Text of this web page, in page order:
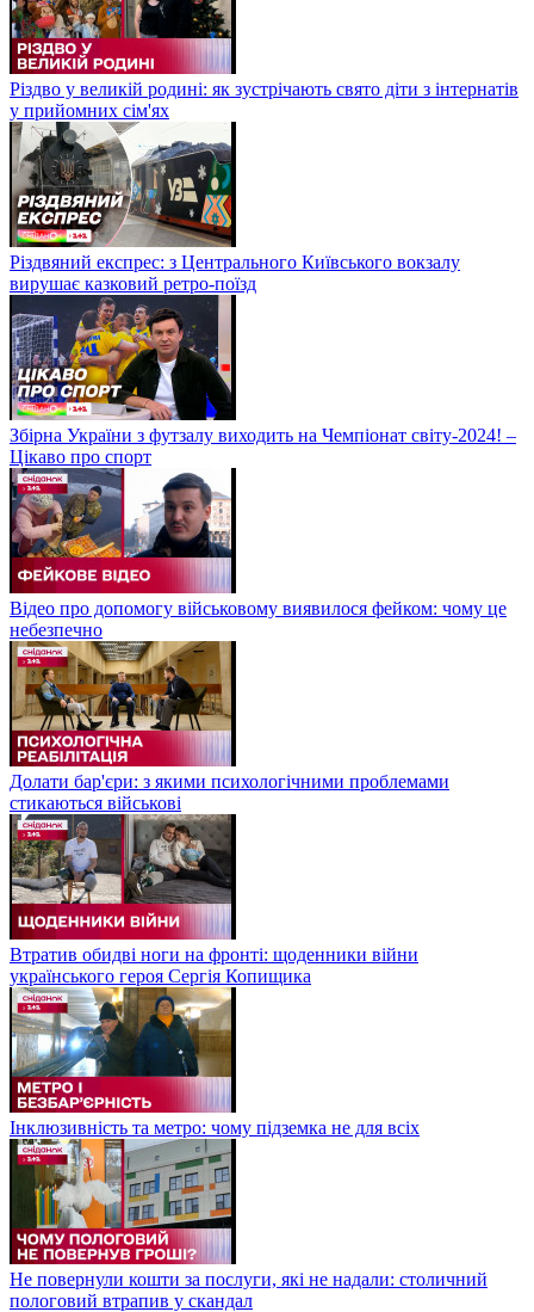
Різдво у великій родині: як зустрічають свято діти з інтернатів
у прийомних сім'ях
Різдвяний експрес: з Центрального Київського вокзалу
вирушає казковий ретро-поїзд
Збірна України з футзалу виходить на Чемпіонат світу-2024! –
Цікаво про спорт
Відео про допомогу військовому виявилося фейком: чому це
небезпечно
Долати бар'єри: з якими психологічними проблемами
стикаються військові
Втратив обидві ноги на фронті: щоденники війни
українського героя Сергія Копищика
Інклюзивність та метро: чому підземка не для всіх
Не повернули кошти за послуги, які не надали: столичний
пологовий втрапив у скандал